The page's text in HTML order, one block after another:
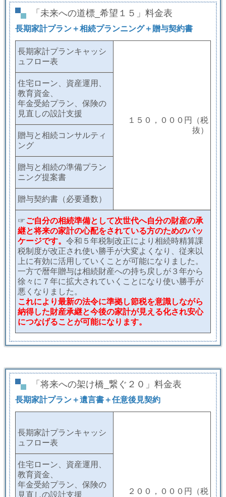
「未来への道標_希望１５」料金表
長期家計プラン＋相続プランニング＋贈与契約書
長期家計プランキャッシ
ュフロー表
１５０，０００円（税
抜）
住宅ローン、資産運用、
教育資金、
年金受給プラン、保険の
見直しの設計支援
贈与と相続コンサルティ
ング
贈与と相続の準備プラン
ニング提案書
贈与契約書（必要通数）
☞ご自分の相続準備として次世代へ自分の財産の承
継と将来の家計の心配をされている方のためのパッ
ケージです。 令和５年税制改正により相続時精算課
税制度が改正され使い勝手が大変よくなり、従来以
上に有効に活用していくことが可能になりました。
一方で暦年贈与は相続財産への持ち戻しが３年から
徐々に７年に拡大されていくことになり使い勝手が
悪くなりました。
これにより最新の法令に準拠し節税を意識しながら
納得した財産承継と今後の家計が見える化され安心
につなげることが可能になります。
「将来への架け橋_繋ぐ２０」料金表
長期家計プラン＋遺言書＋任意後見契約
長期家計プランキャッシ
ュフロー表
２００，０００円（税
住宅ローン、資産運用、
教育資金、
年金受給プラン、保険の
見直しの設計支援